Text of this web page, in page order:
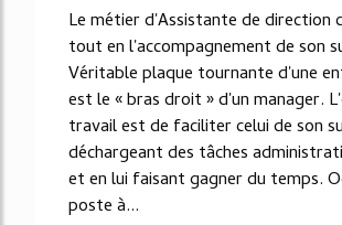
Le métier d'Assistante de direction
tout en l'accompagnement de son
Véritable plaque tournante d'une
est le « bras droit » d'un manager.
travail est de faciliter celui de son
déchargeant des tâches
et en lui faisant gagner du temps.
poste à...